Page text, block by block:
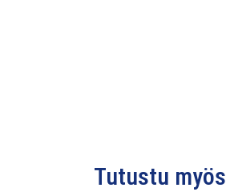
Tutustu myös